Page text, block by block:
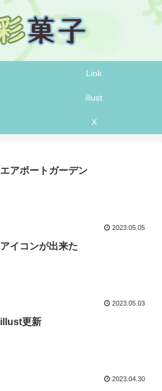
Link
illust
X
エアポートガーデン
2023.05.05
アイコンが出来た
2023.05.03
illust更新
2023.04.30